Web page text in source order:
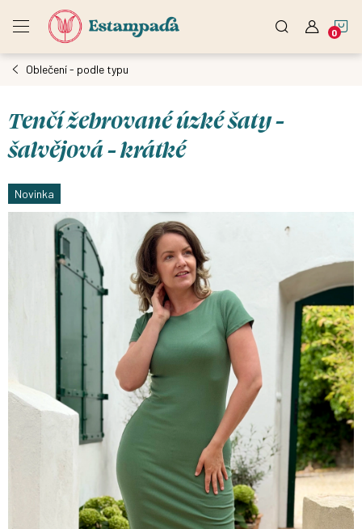
Oblečení - podle typu
Tenčí žebrované úzké šaty -
šalvějová - krátké
Novinka